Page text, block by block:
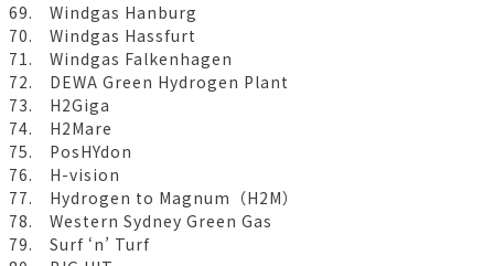
69. Windgas Hanburg
70. Windgas Hassfurt
71. Windgas Falkenhagen
72. DEWA Green Hydrogen Plant
73. H2Giga
74. H2Mare
75. PosHYdon
76. H-vision
77. Hydrogen to Magnum（H2M）
78. Western Sydney Green Gas
79. Surf ‘n’ Turf